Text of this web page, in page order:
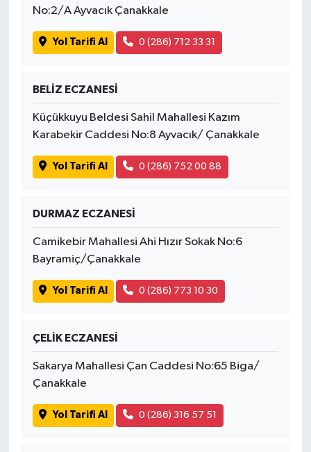
No:2/A Ayvacık Çanakkale
Yol Tarifi Al 0 (286) 712 33 31
BELİZ ECZANESİ
Küçükkuyu Beldesi Sahil Mahallesi Kazım
Karabekir Caddesi No:8 Ayvacık/ Çanakkale
Yol Tarifi Al 0 (286) 752 00 88
DURMAZ ECZANESİ
Camikebir Mahallesi Ahi Hızır Sokak No:6
Bayramiç/Çanakkale
Yol Tarifi Al 0 (286) 773 10 30
ÇELİK ECZANESİ
Sakarya Mahallesi Çan Caddesi No:65 Biga/
Çanakkale
Yol Tarifi Al 0 (286) 316 57 51